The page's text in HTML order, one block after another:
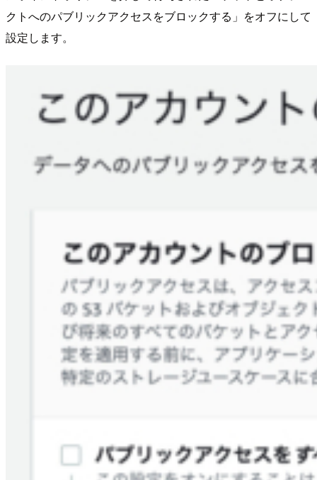
クトへのパブリックアクセスをブロックする」をオフにして
設定します。